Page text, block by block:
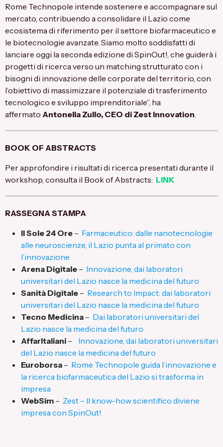
Rome Technopole intende sostenere e accompagnare sul
mercato, contribuendo a consolidare il Lazio come
ecosistema di riferimento per il settore biofarmaceutico e
le biotecnologie avanzate. Siamo molto soddisfatti di
lanciare oggi la seconda edizione di SpinOut!, che guiderà i
progetti di ricerca verso un matching strutturato con i
bisogni di innovazione delle corporate del territorio, con
l’obiettivo di massimizzare il potenziale di trasferimento
tecnologico e sviluppo imprenditoriale”, ha
affermato Antonella Zullo, CEO di Zest Innovation.
BOOK OF ABSTRACTS
Per approfondire i risultati di ricerca presentati durante il
workshop, consulta il Book of Abstracts: LINK
RASSEGNA STAMPA
Il Sole 24 Ore – Farmaceutico: dalle nanotecnologie
alle neuroscienze, il Lazio punta al primato con
l’innovazione
Arena Digitale – Innovazione, dai laboratori
universitari del Lazio nasce la medicina del futuro
Sanità Digitale – Research to Impact: dai laboratori
universitari del Lazio nasce la medicina del futuro
Tecno Medicina – Dai laboratori universitari del
Lazio nasce la medicina del futuro
AffarItaliani –
Innovazione, dai laboratori universitari
del Lazio nasce la medicina del futuro
Euroborsa – Rome Technopole guida l’innovazione e
la ricerca biofarmaceutica del Lazio si trasforma in
impresa
WebSim – Zest – Il know-how scientifico diviene
impresa con SpinOut!